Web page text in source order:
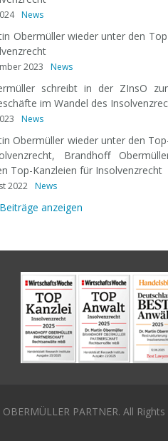
News
Obermüller wieder unter den
2023 News
schreibt in der ZInsO
im Wandel des
News
Obermüller wieder unter den
Brandhoff
Top-Kanzleien für Insolvenzrecht
2022 News
Beiträge anzeigen
PARTNER. All